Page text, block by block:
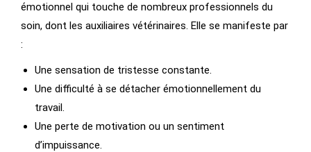
émotionnel qui touche de nombreux professionnels du
soin, dont les auxiliaires vétérinaires. Elle se manifeste par
:
Une sensation de tristesse constante.
Une difficulté à se détacher émotionnellement du
travail.
Une perte de motivation ou un sentiment
d’impuissance.